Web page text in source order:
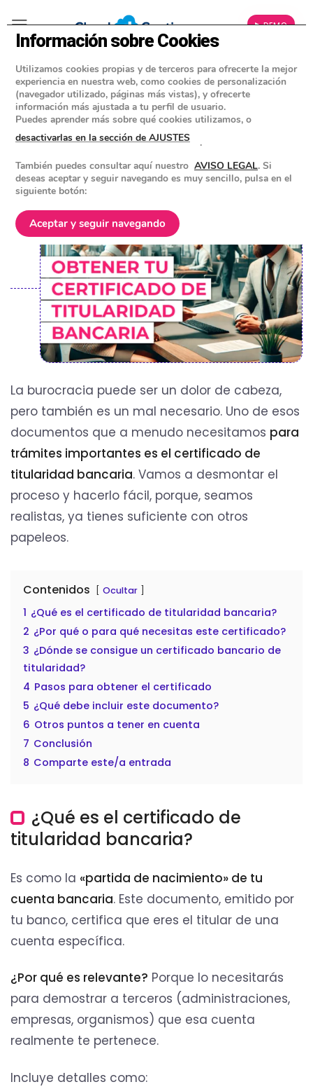
▶ DEMO
BLOG»CONSEJOS Y HERRAMIENTAS PARA EMPRESAS
Cómo obtener tu certificado de
titularidad bancaria
POSTED ON18 DICIEMBRE 2024 BYEQUIPO DE CLOUD GESTION
La burocracia puede ser un dolor de cabeza,
pero también es un mal necesario. Uno de esos
documentos que a menudo necesitamos para
trámites importantes es el certificado de
titularidad bancaria. Vamos a desmontar el
proceso y hacerlo fácil, porque, seamos
realistas, ya tienes suficiente con otros
papeleos.
Contenidos Ocultar
1 ¿Qué es el certificado de titularidad bancaria?
2 ¿Por qué o para qué necesitas este certificado?
3 ¿Dónde se consigue un certificado bancario de
titularidad?
4 Pasos para obtener el certificado
5 ¿Qué debe incluir este documento?
6 Otros puntos a tener en cuenta
7 Conclusión
8 Comparte este/a entrada
¿Qué es el certificado de
titularidad bancaria?
Es como la «partida de nacimiento» de tu
cuenta bancaria. Este documento, emitido por
tu banco, certifica que eres el titular de una
cuenta específica.
¿Por qué es relevante? Porque lo necesitarás
para demostrar a terceros (administraciones,
empresas, organismos) que esa cuenta
realmente te pertenece.
Incluye detalles como:
Información sobre Cookies
Utilizamos cookies propias y de terceros para ofrecerte la mejor
experiencia en nuestra web, como cookies de personalización
(navegador utilizado, páginas más vistas), y ofrecerte
información más ajustada a tu perfil de usuario.
Puedes aprender más sobre qué cookies utilizamos, o
desactivarlas en la sección de AJUSTES
.
También puedes consultar aquí nuestro AVISO LEGAL. Si
deseas aceptar y seguir navegando es muy sencillo, pulsa en el
siguiente botón:
Aceptar y seguir navegando